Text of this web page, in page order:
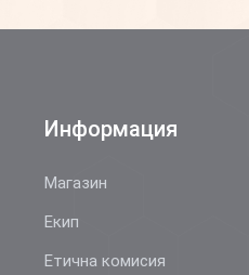
Информация
Магазин
Екип
Етична комисия